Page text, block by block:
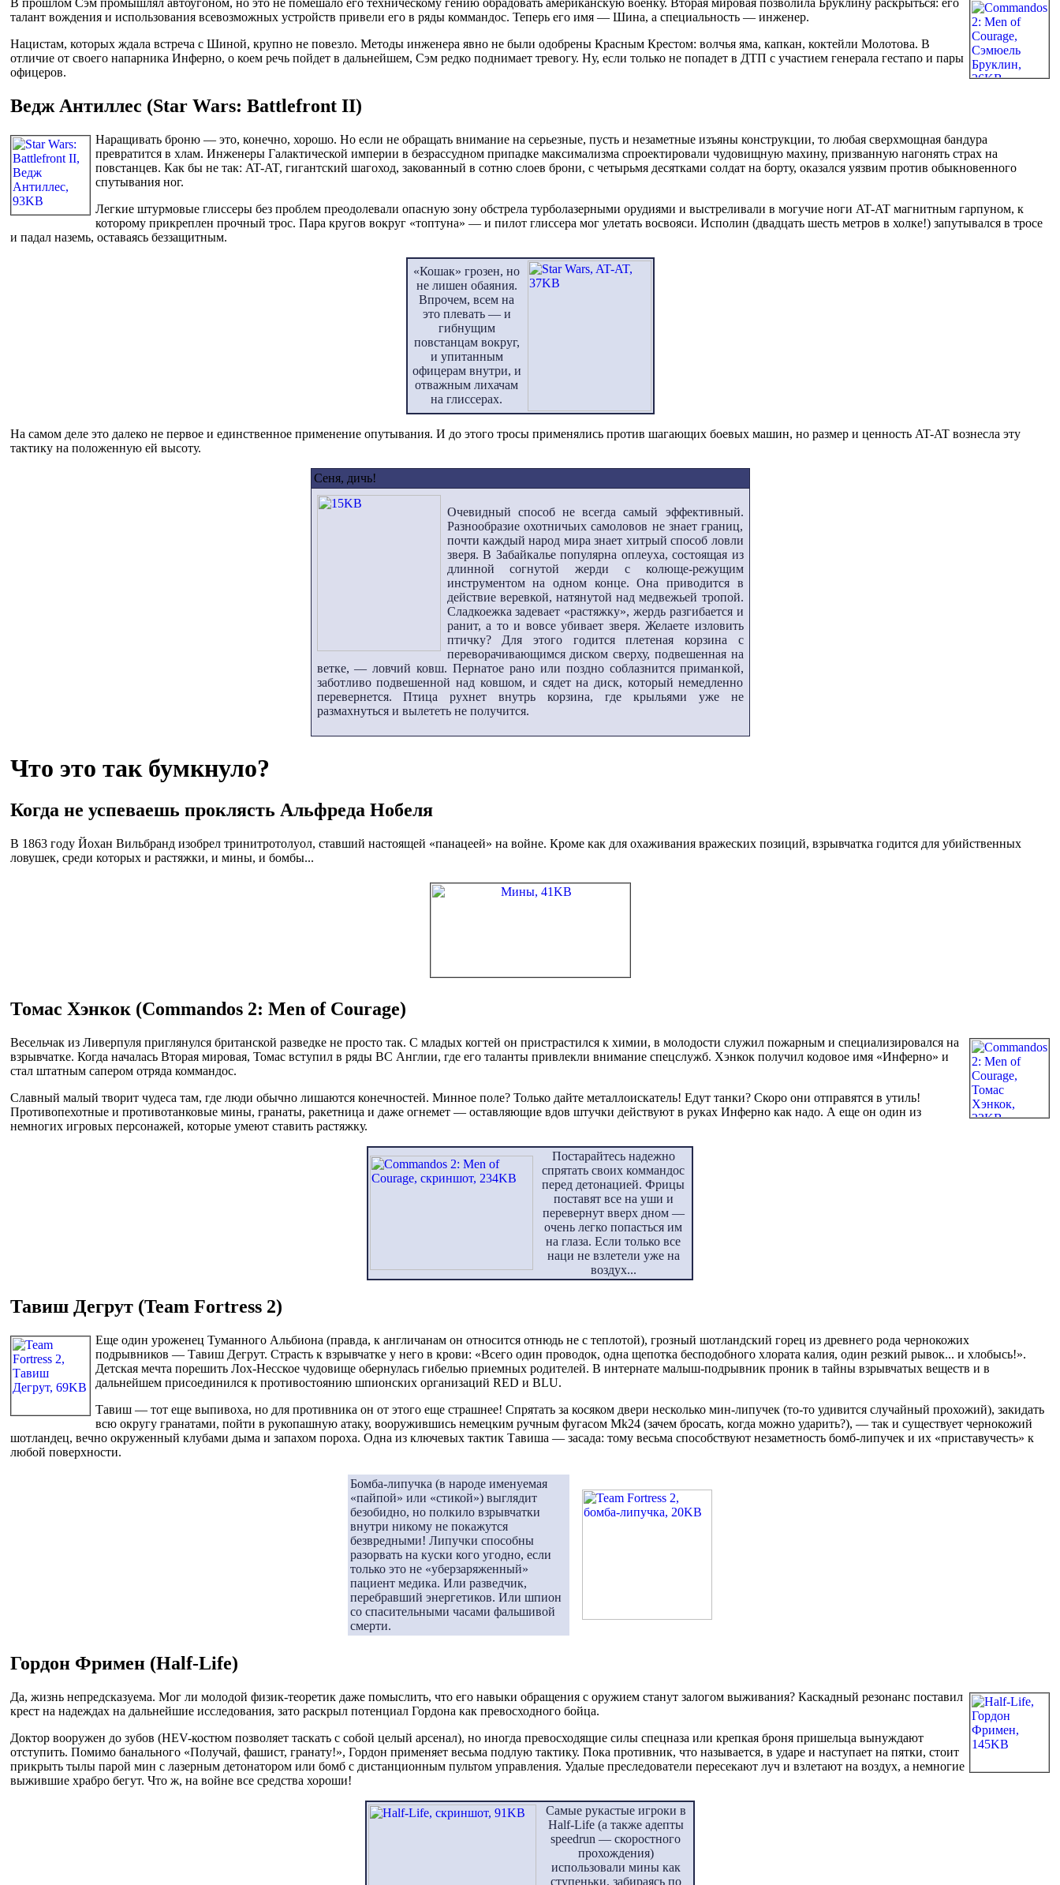
В прошлом Сэм промышлял автоугоном, но это не помешало его техническому гению обрадовать американскую военку. Вторая мировая позволила Бруклину раскрыться: его
талант вождения и использования всевозможных устройств привели его в ряды коммандос. Теперь его имя — Шина, а специальность — инженер.
Нацистам, которых ждала встреча с Шиной, крупно не повезло. Методы инженера явно не были одобрены Красным Крестом: волчья яма, капкан, коктейли Молотова. В
отличие от своего напарника Инферно, о коем речь пойдет в дальнейшем, Сэм редко поднимает тревогу. Ну, если только не попадет в ДТП с участием генерала гестапо и пары
офицеров.
Ведж Антиллес (Star Wars: Battlefront II)
Наращивать броню — это, конечно, хорошо. Но если не обращать внимание на серьезные, пусть и незаметные изъяны конструкции, то любая сверхмощная бандура
превратится в хлам. Инженеры Галактической империи в безрассудном припадке максимализма спроектировали чудовищную махину, призванную нагонять страх на
повстанцев. Как бы не так: AT-AT, гигантский шагоход, закованный в сотню слоев брони, с четырьмя десятками солдат на борту, оказался уязвим против обыкновенного
спутывания ног.
Легкие штурмовые глиссеры без проблем преодолевали опасную зону обстрела турболазерными орудиями и выстреливали в могучие ноги AT-AT магнитным гарпуном, к
которому прикреплен прочный трос. Пара кругов вокруг «топтуна» — и пилот глиссера мог улетать восвояси. Исполин (двадцать шесть метров в холке!) запутывался в тросе
и падал наземь, оставаясь беззащитным.
«Кошак» грозен, но
не лишен обаяния.
Впрочем, всем на
это плевать — и
гибнущим
повстанцам вокруг,
и упитанным
офицерам внутри, и
отважным лихачам
на глиссерах.
На самом деле это далеко не первое и единственное применение опутывания. И до этого тросы применялись против шагающих боевых машин, но размер и ценность AT-AT вознесла эту
тактику на положенную ей высоту.
Сеня, дичь!
Очевидный способ не всегда самый эффективный.
Разнообразие охотничьих самоловов не знает границ,
почти каждый народ мира знает хитрый способ ловли
зверя. В Забайкалье популярна оплеуха, состоящая из
длинной согнутой жерди с колюще-режущим
инструментом на одном конце. Она приводится в
действие веревкой, натянутой над медвежьей тропой.
Сладкоежка задевает «растяжку», жердь разгибается и
ранит, а то и вовсе убивает зверя. Желаете изловить
птичку? Для этого годится плетеная корзина с
переворачивающимся диском сверху, подвешенная на
ветке, — ловчий ковш. Пернатое рано или поздно соблазнится приманкой,
заботливо подвешенной над ковшом, и сядет на диск, который немедленно
перевернется. Птица рухнет внутрь корзина, где крыльями уже не
размахнуться и вылететь не получится.
Что это так бумкнуло?
Когда не успеваешь проклясть Альфреда Нобеля
В 1863 году Йохан Вильбранд изобрел тринитротолуол, ставший настоящей «панацеей» на войне. Кроме как для охаживания вражеских позиций, взрывчатка годится для убийственных
ловушек, среди которых и растяжки, и мины, и бомбы...
Томас Хэнкок (Commandos 2: Men of Courage)
Весельчак из Ливерпуля приглянулся британской разведке не просто так. С младых когтей он пристрастился к химии, в молодости служил пожарным и специализировался на
взрывчатке. Когда началась Вторая мировая, Томас вступил в ряды ВС Англии, где его таланты привлекли внимание спецслужб. Хэнкок получил кодовое имя «Инферно» и
стал штатным сапером отряда коммандос.
Славный малый творит чудеса там, где люди обычно лишаются конечностей. Минное поле? Только дайте металлоискатель! Едут танки? Скоро они отправятся в утиль!
Противопехотные и противотанковые мины, гранаты, ракетница и даже огнемет — оставляющие вдов штучки действуют в руках Инферно как надо. А еще он один из
немногих игровых персонажей, которые умеют ставить растяжку.
Постарайтесь надежно
спрятать своих коммандос
перед детонацией. Фрицы
поставят все на уши и
перевернут вверх дном —
очень легко попасться им
на глаза. Если только все
наци не взлетели уже на
воздух...
Тавиш Дегрут (Team Fortress 2)
Еще один уроженец Туманного Альбиона (правда, к англичанам он относится отнюдь не с теплотой), грозный шотландский горец из древнего рода чернокожих
подрывников — Тавиш Дегрут. Страсть к взрывчатке у него в крови: «Всего один проводок, одна щепотка бесподобного хлората калия, один резкий рывок... и хлобысь!».
Детская мечта порешить Лох-Несское чудовище обернулась гибелью приемных родителей. В интернате малыш-подрывник проник в тайны взрывчатых веществ и в
дальнейшем присоединился к противостоянию шпионских организаций RED и BLU.
Тавиш — тот еще выпивоха, но для противника он от этого еще страшнее! Спрятать за косяком двери несколько мин-липучек (то-то удивится случайный прохожий), закидать
всю округу гранатами, пойти в рукопашную атаку, вооружившись немецким ручным фугасом Mk24 (зачем бросать, когда можно ударить?), — так и существует чернокожий
шотландец, вечно окруженный клубами дыма и запахом пороха. Одна из ключевых тактик Тавиша — засада: тому весьма способствуют незаметность бомб-липучек и их «приставучесть» к
любой поверхности.
Бомба-липучка (в народе именуемая
«пайпой» или «стикой») выглядит
безобидно, но полкило взрывчатки
внутри никому не покажутся
безвредными! Липучки способны
разорвать на куски кого угодно, если
только это не «уберзаряженный»
пациент медика. Или разведчик,
перебравший энергетиков. Или шпион
со спасительными часами фальшивой
смерти.
Гордон Фримен (Half-Life)
Да, жизнь непредсказуема. Мог ли молодой физик-теоретик даже помыслить, что его навыки обращения с оружием станут залогом выживания? Каскадный резонанс поставил
крест на надеждах на дальнейшие исследования, зато раскрыл потенциал Гордона как превосходного бойца.
Доктор вооружен до зубов (HEV-костюм позволяет таскать с собой целый арсенал), но иногда превосходящие силы спецназа или крепкая броня пришельца вынуждают
отступить. Помимо банального «Получай, фашист, гранату!», Гордон применяет весьма подлую тактику. Пока противник, что называется, в ударе и наступает на пятки, стоит
прикрыть тылы парой мин с лазерным детонатором или бомб с дистанционным пультом управления. Удалые преследователи пересекают луч и взлетают на воздух, а немногие
выжившие храбро бегут. Что ж, на войне все средства хороши!
Самые рукастые игроки в
Half-Life (а также адепты
speedrun — скоростного
прохождения)
использовали мины как
ступеньки, забираясь по